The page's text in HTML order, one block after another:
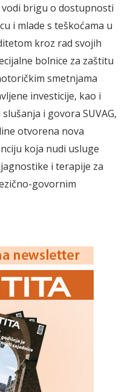
brigu o dostupnosti
i mlade s teškoćama u
kroz rad svojih
bolnice za zaštitu
smetnjama
investicije, kao i
i govora SUVAG,
otvorena nova
koja nudi usluge
i terapije za
govornim